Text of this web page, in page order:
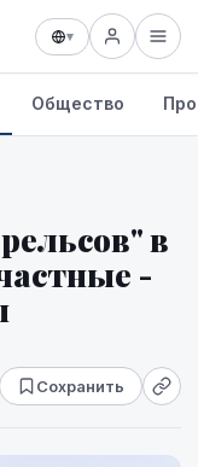
▾
Общество
в
-
Сохранить